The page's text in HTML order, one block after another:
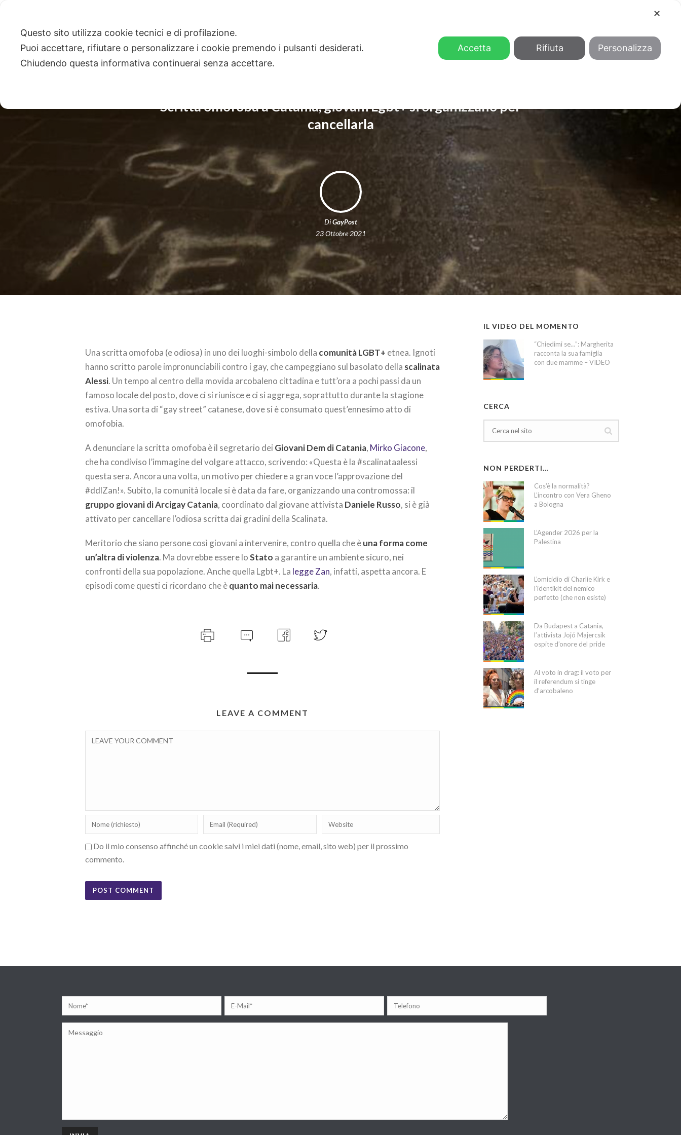
Scritta omofoba a Catania, giovani Lgbt+ si organizzano per
cancellarla
DiGayPost
23 Ottobre 2021
Una scritta omofoba (e odiosa) in uno dei luoghi-simbolo della comunità LGBT+ etnea. Ignoti
hanno scritto parole impronunciabili contro i gay, che campeggiano sul basolato della scalinata
Alessi. Un tempo al centro della movida arcobaleno cittadina e tutt’ora a pochi passi da un
famoso locale del posto, dove ci si riunisce e ci si aggrega, soprattutto durante la stagione
estiva. Una sorta di “gay street” catanese, dove si è consumato quest’ennesimo atto di
omofobia.
A denunciare la scritta omofoba è il segretario dei Giovani Dem di Catania, Mirko Giacone,
che ha condiviso l’immagine del volgare attacco, scrivendo: «Questa è la #scalinataalessi
questa sera. Ancora una volta, un motivo per chiedere a gran voce l’approvazione del
#ddlZan!». Subito, la comunità locale si è data da fare, organizzando una contromossa: il
gruppo giovani di Arcigay Catania, coordinato dal giovane attivista Daniele Russo, si è già
attivato per cancellare l’odiosa scritta dai gradini della Scalinata.
Meritorio che siano persone così giovani a intervenire, contro quella che èuna forma come
un’altra di violenza. Ma dovrebbe essere loStato a garantire un ambiente sicuro, nei
confronti della sua popolazione. Anche quella Lgbt+. La legge Zan, infatti, aspetta ancora. E
episodi come questi ci ricordano che èquanto mai necessaria.
LEAVE A COMMENT
Do il mio consenso affinché un cookie salvi i miei dati (nome, email, sito web) per il prossimo
commento.
IL VIDEO DEL MOMENTO
“Chiedimi se…”: Margherita
racconta la sua famiglia
con due mamme – VIDEO
CERCA
NON PERDERTI…
Cos’è la normalità?
L’incontro con Vera Gheno
a Bologna
L’Agender 2026 per la
Palestina
L’omicidio di Charlie Kirk e
l’identikit del nemico
perfetto (che non esiste)
Da Budapest a Catania,
l’attivista Jojó Majercsik
ospite d’onore del pride
Al voto in drag: il voto per
il referendum si tinge
d’arcobaleno
✕
Questo sito utilizza cookie tecnici e di profilazione.
Puoi accettare, rifiutare o personalizzare i cookie premendo i pulsanti desiderati.
Chiudendo questa informativa continuerai senza accettare.
Accetta Rifiuta Personalizza